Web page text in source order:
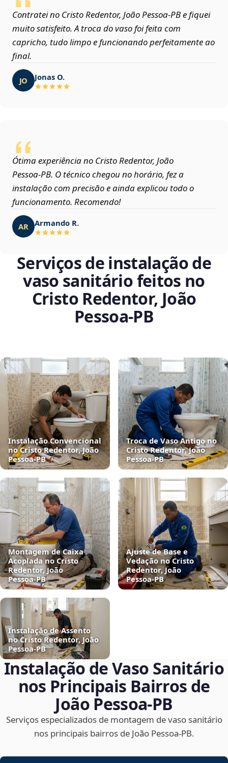
Contratei no Cristo Redentor, João Pessoa‑PB e fiquei
muito satisfeito. A troca do vaso foi feita com
capricho, tudo limpo e funcionando perfeitamente ao
final.
JO Jonas O.
Ótima experiência no Cristo Redentor, João
Pessoa‑PB. O técnico chegou no horário, fez a
instalação com precisão e ainda explicou todo o
funcionamento. Recomendo!
AR Armando R.
Serviços de instalação de
vaso sanitário feitos no
Cristo Redentor, João
Pessoa‑PB
Instalação Convencional
no Cristo Redentor, João
Pessoa‑PB
Troca de Vaso Antigo no
Cristo Redentor, João
Pessoa‑PB
Montagem de Caixa
Acoplada no Cristo
Redentor, João
Pessoa‑PB
Ajuste de Base e
Vedação no Cristo
Redentor, João
Pessoa‑PB
Instalação de Assento
no Cristo Redentor, João
Pessoa‑PB
Instalação de Vaso Sanitário
nos Principais Bairros de
João Pessoa‑PB
Serviços especializados de montagem de vaso sanitário
nos principais bairros de João Pessoa‑PB.